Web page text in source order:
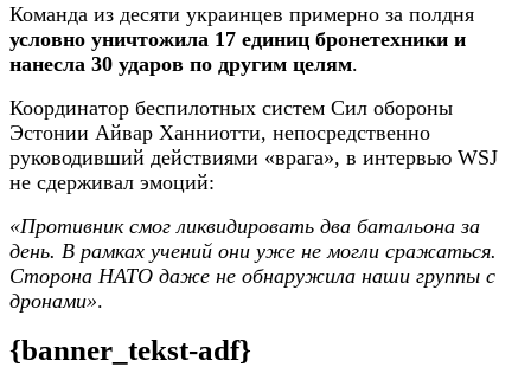
Команда из десяти украинцев примерно за полдня
условно уничтожила 17 единиц бронетехники и
нанесла 30 ударов по другим целям.
Координатор беспилотных систем Сил обороны
Эстонии Айвар Ханниотти, непосредственно
руководивший действиями «врага», в интервью WSJ
не сдерживал эмоций:
«Противник смог ликвидировать два батальона за
день. В рамках учений они уже не могли сражаться.
Сторона НАТО даже не обнаружила наши группы с
дронами».
{banner_tekst-adf}